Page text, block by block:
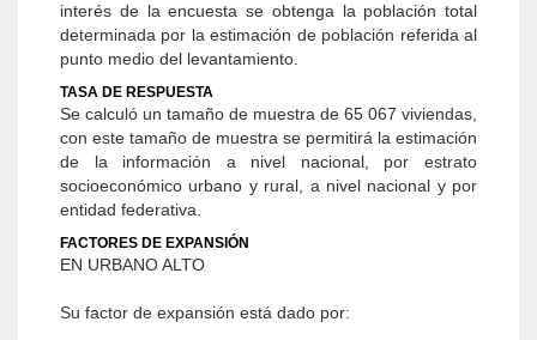
interés de la encuesta se obtenga la población total
determinada por la estimación de población referida al
punto medio del levantamiento.
TASA DE RESPUESTA
Se calculó un tamaño de muestra de 65 067 viviendas,
con este tamaño de muestra se permitirá la estimación
de la información a nivel nacional, por estrato
socioeconómico urbano y rural, a nivel nacional y por
entidad federativa.
FACTORES DE EXPANSIÓN
EN URBANO ALTO
Su factor de expansión está dado por: